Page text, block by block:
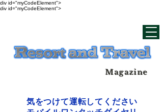
div id="myCodeElement">
div id="myCodeElement">
Magazine
気をつけて運転してください